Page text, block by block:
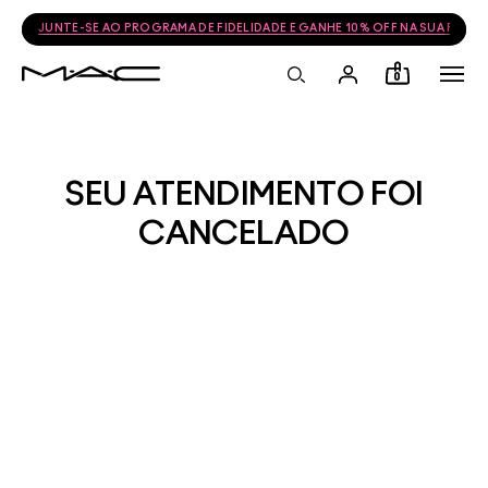
JUNTE-SE AO PROGRAMA DE FIDELIDADE E GANHE 10% OFF NA SUA
0
SEU ATENDIMENTO FOI
CANCELADO